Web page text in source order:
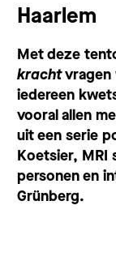
Haarlem
Met deze
krachtvragen
iedereen
vooral allen
uit een serie
Koetsier, MRI
personen en
Grünberg.